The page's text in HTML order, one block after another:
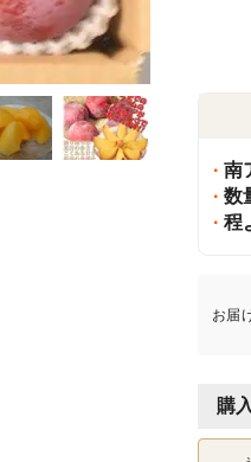
南
数
程
お届
購